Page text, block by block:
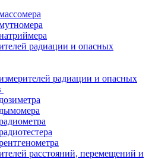
радиации и опасных
радиации и опасных
расстояний, перемещений и